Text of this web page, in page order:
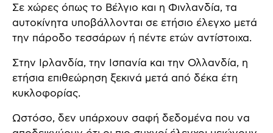
Σε χώρες όπως το Βέλγιο και η Φινλανδία, τα
αυτοκίνητα υποβάλλονται σε ετήσιο έλεγχο μετά
την πάροδο τεσσάρων ή πέντε ετών αντίστοιχα.
Στην Ιρλανδία, την Ισπανία και την Ολλανδία, η
ετήσια επιθεώρηση ξεκινά μετά από δέκα έτη
κυκλοφορίας.
Ωστόσο, δεν υπάρχουν σαφή δεδομένα που να